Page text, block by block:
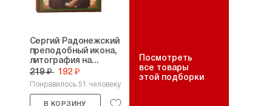
Сергий Радонежский
преподобный икона,
литография на...
219 ₽ 192 ₽
Понравилось 51 человеку
В КОРЗИНУ
Посмотреть
все товары
этой подборки